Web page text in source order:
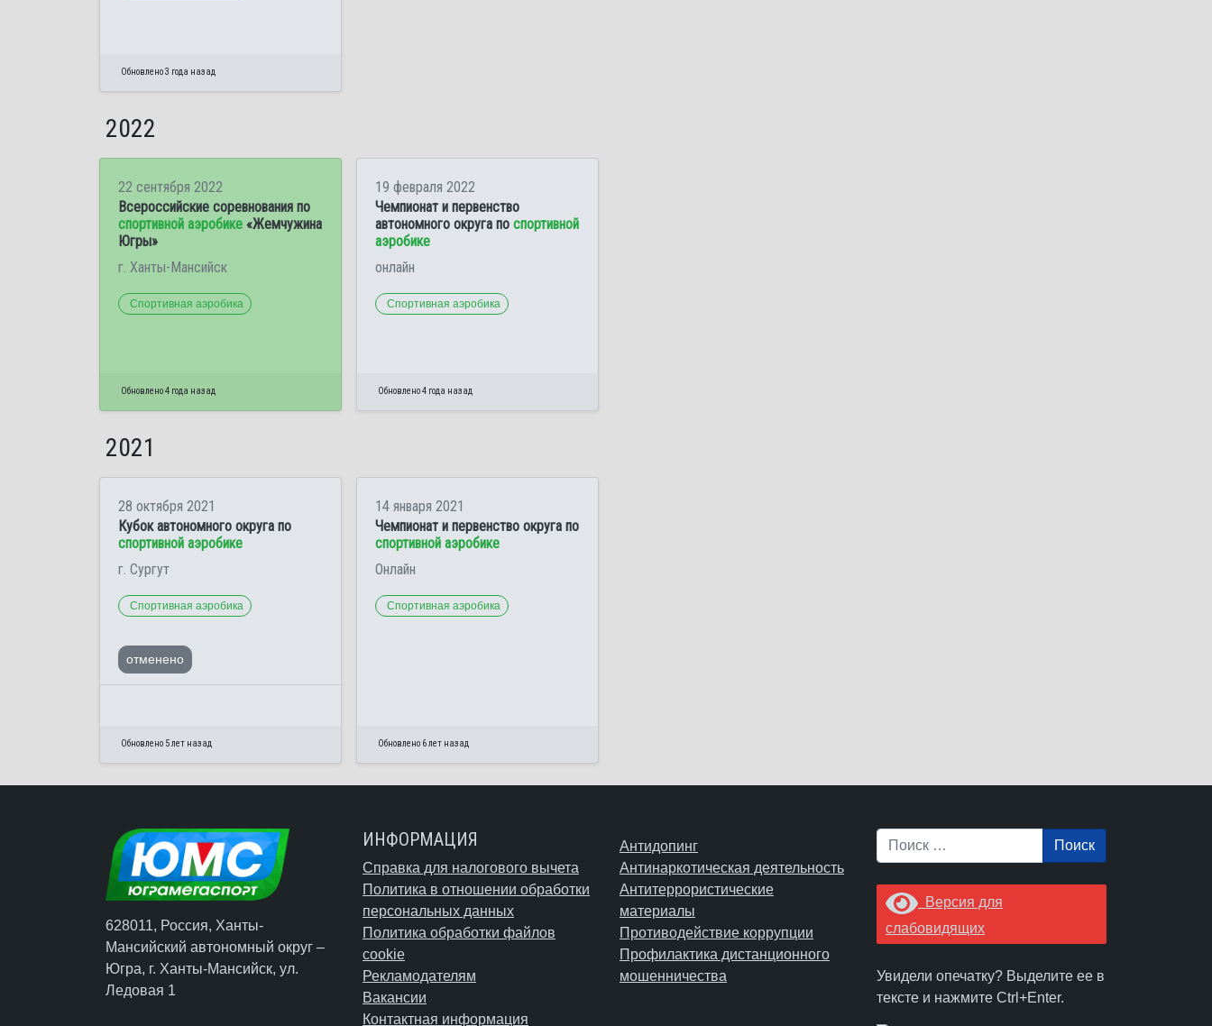
Обновлено 3 года назад
2022
22 сентября 2022
Всероссийские соревнования по
спортивной аэробике «Жемчужина
Югры»
г. Ханты-Мансийск
Спортивная аэробика
Обновлено 4 года назад
19 февраля 2022
Чемпионат и первенство
автономного округа по спортивной
аэробике
онлайн
Спортивная аэробика
Обновлено 4 года назад
2021
28 октября 2021
Кубок автономного округа по
спортивной аэробике
г. Сургут
Спортивная аэробика
отменено
Обновлено 5 лет назад
14 января 2021
Чемпионат и первенство округа по
спортивной аэробике
Онлайн
Спортивная аэробика
Обновлено 6 лет назад
628011, Россия, Ханты-
Мансийский автономный округ –
Югра, г. Ханты-Мансийск, ул.
Ледовая 1
ИНФОРМАЦИЯ
Справка для налогового вычета
Политика в отношении обработки
персональных данных
Политика обработки файлов
cookie
Рекламодателям
Вакансии
Контактная информация
Антидопинг
Антинаркотическая деятельность
Антитеррористические
материалы
Противодействие коррупции
Профилактика дистанционного
мошенничества
Поиск
Версия для
слабовидящих
Увидели опечатку? Выделите ее в
тексте и нажмите Ctrl+Enter.